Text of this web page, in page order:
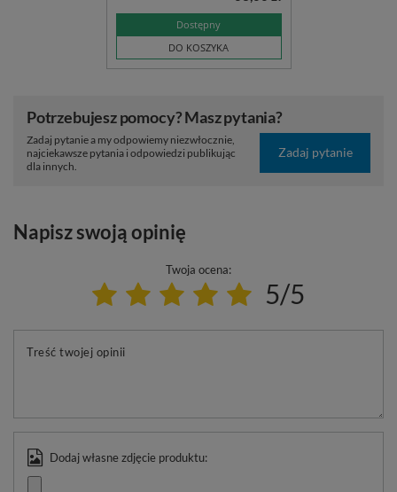
Dostępny
DO KOSZYKA
Potrzebujesz pomocy? Masz pytania?
Zadaj pytanie a my odpowiemy niezwłocznie,
najciekawsze pytania i odpowiedzi publikując
dla innych.
Zadaj pytanie
Napisz swoją opinię
Twoja ocena:
5/5
Treść twojej opinii
Dodaj własne zdjęcie produktu: